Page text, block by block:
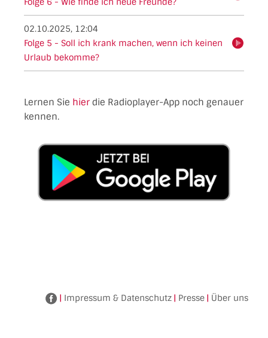
02.10.2025, 12:04
Folge 5 - Soll ich krank machen, wenn ich keinen
Urlaub bekomme?
hören
Lernen Sie hier die Radioplayer-App noch genauer
kennen.
Facebook
| Impressum & Datenschutz | Presse | Über uns